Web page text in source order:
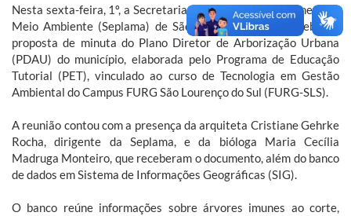
Nesta sexta-feira, 1º, a Secretaria Municipal de Planejamento e
Meio Ambiente (Seplama) de São Lourenço do Sul recebeu a
proposta de minuta do Plano Diretor de Arborização Urbana
(PDAU) do município, elaborada pelo Programa de Educação
Tutorial (PET), vinculado ao curso de Tecnologia em Gestão
Ambiental do Campus FURG São Lourenço do Sul (FURG-SLS).
A reunião contou com a presença da arquiteta Cristiane Gehrke
Rocha, dirigente da Seplama, e da bióloga Maria Cecília
Madruga Monteiro, que receberam o documento, além do banco
de dados em Sistema de Informações Geográficas (SIG).
O banco reúne informações sobre árvores imunes ao corte,